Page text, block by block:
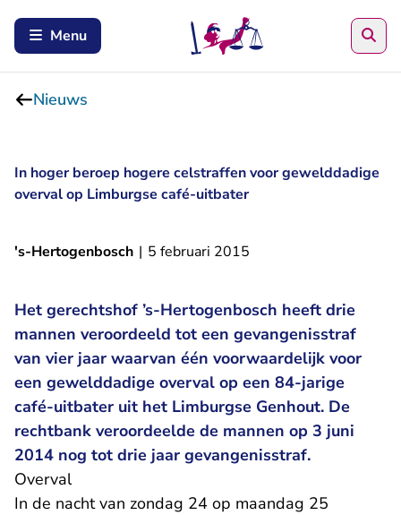
Menu
Nieuws
In hoger beroep hogere celstraffen voor gewelddadige
overval op Limburgse café-uitbater
's-Hertogenbosch | 5 februari 2015
Het gerechtshof ’s-Hertogenbosch heeft drie
mannen veroordeeld tot een gevangenisstraf
van vier jaar waarvan één voorwaardelijk voor
een gewelddadige overval op een 84-jarige
café-uitbater uit het Limburgse Genhout. De
rechtbank veroordeelde de mannen op 3 juni
2014 nog tot drie jaar gevangenisstraf.
Overval
In de nacht van zondag 24 op maandag 25